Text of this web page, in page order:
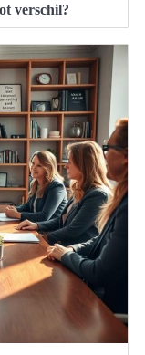
verschil?